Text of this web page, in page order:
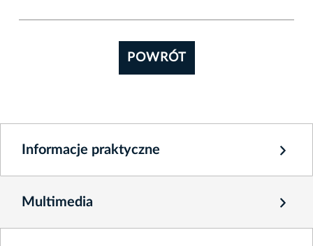
POWRÓT
Informacje praktyczne
Multimedia